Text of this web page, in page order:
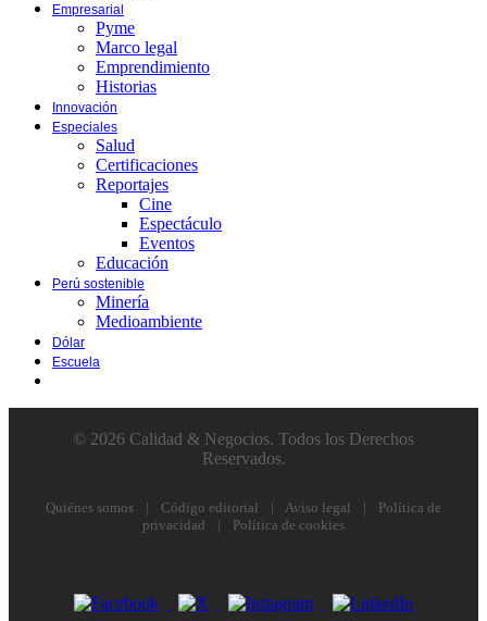
Empresarial
Pyme
Marco legal
Emprendimiento
Historias
Innovación
Especiales
Salud
Certificaciones
Reportajes
Cine
Espectáculo
Eventos
Educación
Perú sostenible
Minería
Medioambiente
Dólar
Escuela
© 2026 Calidad & Negocios. Todos los Derechos
Reservados.
Quiénes somos | Código editorial | Aviso legal |
Política de
privacidad
| Política de cookies